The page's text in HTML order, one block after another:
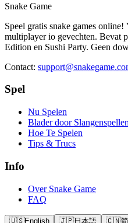
Snake Game
Speel gratis snake games online!
multiplayer io gevechten. Bevat
Edition en Sushi Party. Geen
Contact:
Spel
Nu Spelen
Blader door Slangenspellen
Hoe Te Spelen
Tips & Trucs
Info
Over Snake Game
FAQ
🇺🇸English 🇯🇵日本語 🇨🇳